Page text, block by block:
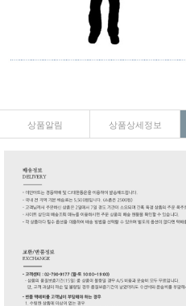
상품알림 상품상세정보